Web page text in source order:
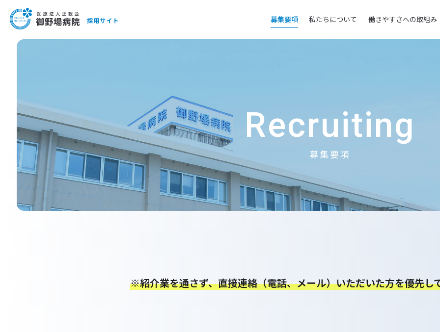
募集要項 私たちについて 働きやすさへの取組み
Recruiting
募集要項
※紹介業を通さず、直接連絡（電話、メール）いただいた方を優先し